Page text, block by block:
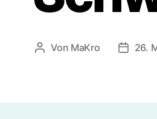
Beitragsautor
Von MaKro 26.